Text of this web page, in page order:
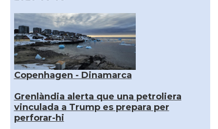
Copenhagen - Dinamarca
Grenlàndia alerta que una petroliera
vinculada a Trump es prepara per
perforar-hi